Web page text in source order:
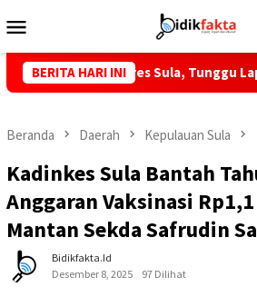
ke
Mobile
BERITA HARI INI
Kapolres Sula, Tunggu Laporan
Beranda Daerah Kepulauan Sula
Kadinkes Sula Bantah
Anggaran Vaksinasi
Mantan Sekda Safrudin
Bidikfakta.id
Desember 8, 2025
97 Dilihat